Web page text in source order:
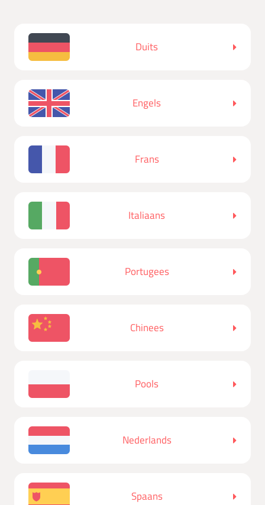
Duits
Engels
Frans
Italiaans
Portugees
Chinees
Pools
Nederlands
Spaans